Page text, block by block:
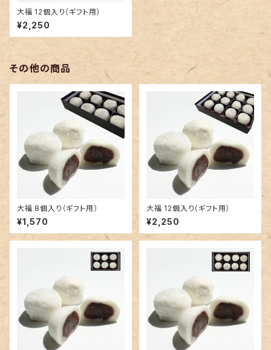
大福 12個入り（ギフト用）
¥2,250
その他の商品
大福 8個入り（ギフト用）
¥1,570
大福 12個入り（ギフト用）
¥2,250